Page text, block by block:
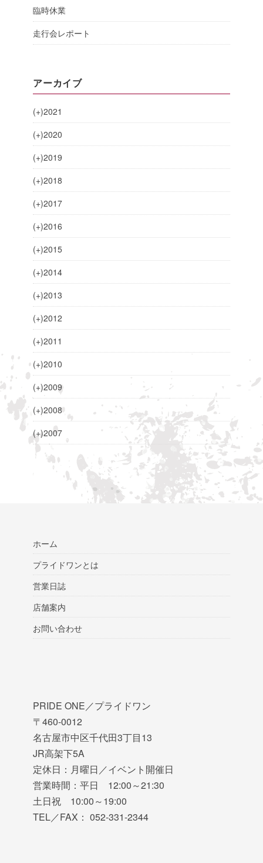
臨時休業
走行会レポート
アーカイブ
(+)2021
(+)2020
(+)2019
(+)2018
(+)2017
(+)2016
(+)2015
(+)2014
(+)2013
(+)2012
(+)2011
(+)2010
(+)2009
(+)2008
(+)2007
ホーム
プライドワンとは
営業日誌
店舗案内
お問い合わせ
PRIDE ONE／プライドワン
〒460-0012
名古屋市中区千代田3丁目13
JR高架下5A
定休日：月曜日／イベント開催日
営業時間：平日 12:00～21:30
土日祝 10:00～19:00
TEL／FAX： 052-331-2344